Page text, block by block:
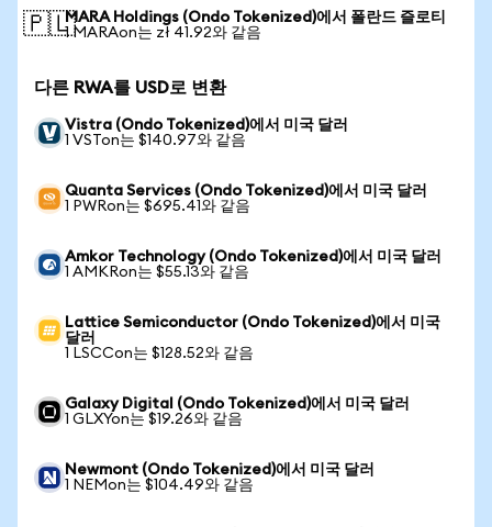
🇵🇱MARA Holdings (Ondo Tokenized)에서 폴란드 즐로티
1 MARAon는 zł 41.92와 같음
다른 RWA를 USD로 변환
Vistra (Ondo Tokenized)에서 미국 달러
1 VSTon는 $140.97와 같음
Quanta Services (Ondo Tokenized)에서 미국 달러
1 PWRon는 $695.41와 같음
Amkor Technology (Ondo Tokenized)에서 미국 달러
1 AMKRon는 $55.13와 같음
Lattice Semiconductor (Ondo Tokenized)에서 미국
달러
1 LSCCon는 $128.52와 같음
Galaxy Digital (Ondo Tokenized)에서 미국 달러
1 GLXYon는 $19.26와 같음
Newmont (Ondo Tokenized)에서 미국 달러
1 NEMon는 $104.49와 같음